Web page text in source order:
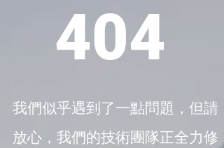
404
我們似乎遇到了一點問題，但請
放心，我們的技術團隊正全力修